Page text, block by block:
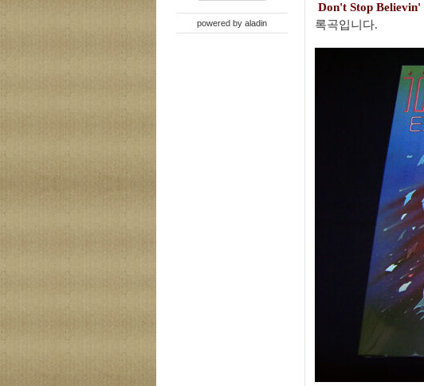
powered by aladin
Don't Stop Believin'
록곡입니다.